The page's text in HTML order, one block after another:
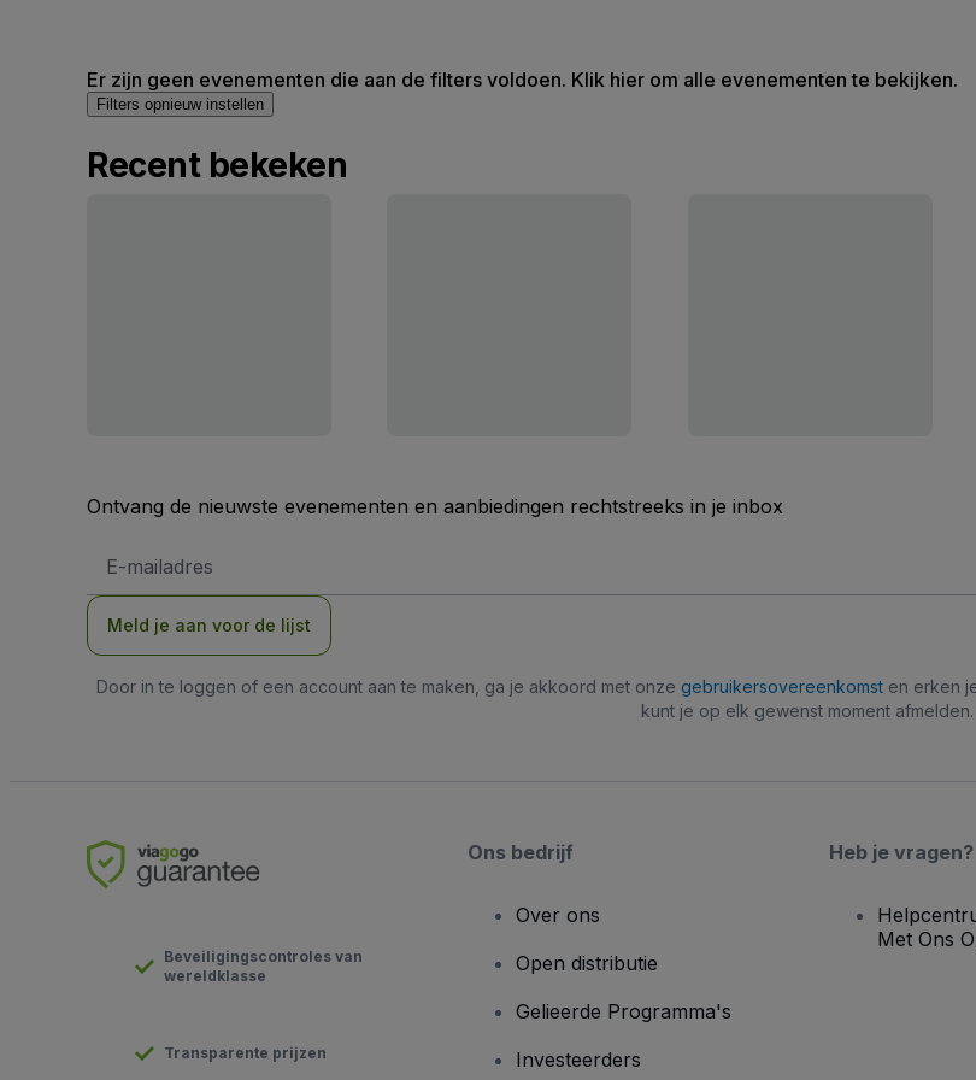
Er zijn geen evenementen die aan de filters voldoen. Klik hier om alle evenementen te bekijken.
Filters opnieuw instellen
Recent bekeken
Ontvang de nieuwste evenementen en aanbiedingen rechtstreeks in je inbox
mailadres
Meld je aan voor de lijst
Door in te loggen of een account aan te maken, ga je akkoord met onze gebruikersovereenkomst en erken
kunt je op elk gewenst moment afmelden.
Beveiligingscontroles van
wereldklasse
Transparente prijzen
Ons bedrijf
Over ons
Open distributie
Gelieerde Programma's
Investeerders
Heb je vragen?
Met Ons